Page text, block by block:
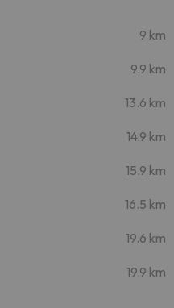
9 km
9.9 km
13.6 km
14.9 km
15.9 km
16.5 km
19.6 km
19.9 km